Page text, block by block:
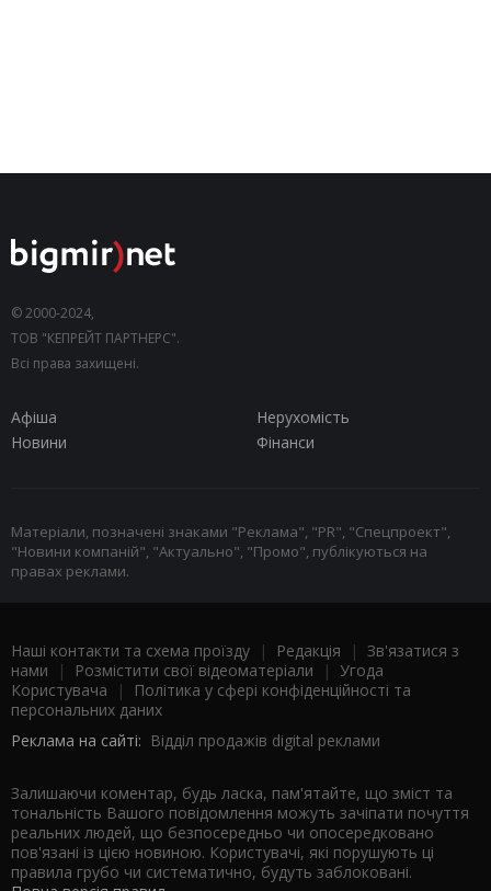
© 2000-2024,
ТОВ "КЕПРЕЙТ ПАРТНЕРС".
Всі права захищені.
Афіша
Нерухомість
Новини
Фінанси
Матеріали, позначені знаками "Реклама", "PR", "Спецпроект",
"Новини компаній", "Актуально", "Промо", публікуються на
правах реклами.
Наші контакти та схема проїзду | Редакція | Зв'язатися з
нами | Розмістити свої відеоматеріали | Угода
Користувача |
Політика у сфері конфіденційності та
персональних даних
Реклама на сайті: Відділ продажів digital реклами
Залишаючи коментар, будь ласка, пам'ятайте, що зміст та
тональність Вашого повідомлення можуть зачіпати почуття
реальних людей, що безпосередньо чи опосередковано
пов'язані із цією новиною. Користувачі, які порушують ці
правила грубо чи систематично, будуть заблоковані.